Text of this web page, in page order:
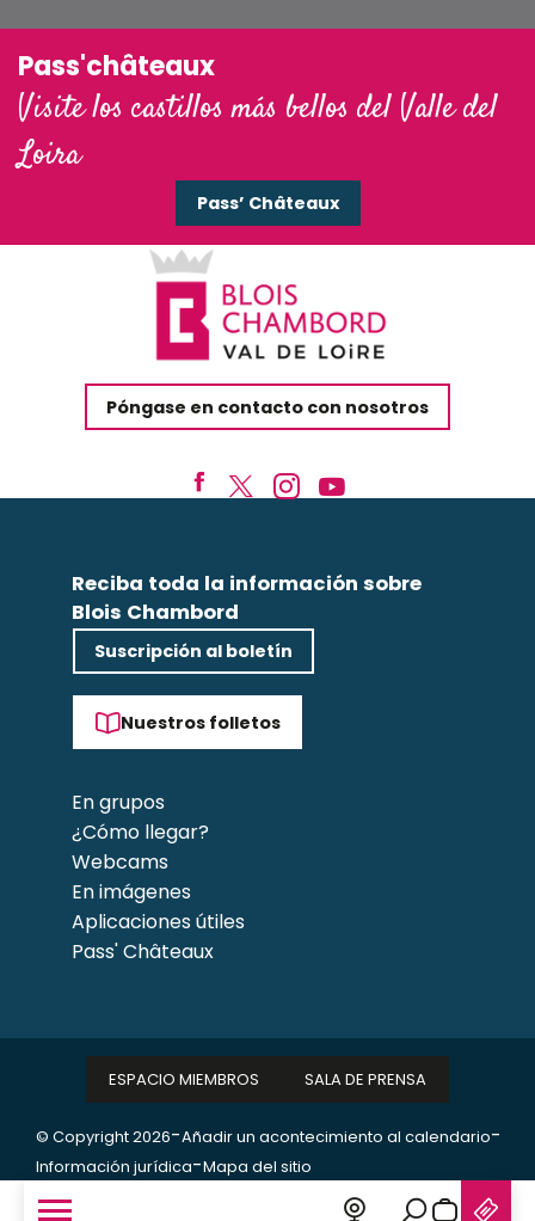
Pass'châteaux
Visite los castillos más bellos del Valle del
Loira
Pass’ Châteaux
Póngase en contacto con nosotros
Reciba toda la información sobre
Blois Chambord
Suscripción al boletín
Nuestros folletos
En grupos
¿Cómo llegar?
Webcams
En imágenes
Aplicaciones útiles
Pass' Châteaux
© Copyright 2026-Añadir un acontecimiento al calendario-
Información jurídica-Mapa del sitio
ESPACIO MIEMBROS SALA DE PRENSA